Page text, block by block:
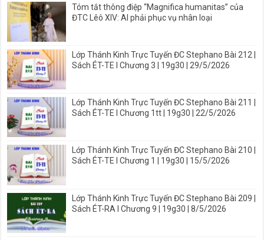
Tóm tắt thông điệp “Magnifica humanitas” của
ĐTC Lêô XIV: AI phải phục vụ nhân loại
Lớp Thánh Kinh Trực Tuyến ĐC Stephano Bài 212 |
Sách ÉT-TE I Chương 3 | 19g30 | 29/5/2026
Lớp Thánh Kinh Trực Tuyến ĐC Stephano Bài 211 |
Sách ÉT-TE I Chương 1tt | 19g30 | 22/5/2026
Lớp Thánh Kinh Trực Tuyến ĐC Stephano Bài 210 |
Sách ÉT-TE I Chương 1 | 19g30 | 15/5/2026
Lớp Thánh Kinh Trực Tuyến ĐC Stephano Bài 209 |
Sách ÉT-RA I Chương 9 | 19g30 | 8/5/2026